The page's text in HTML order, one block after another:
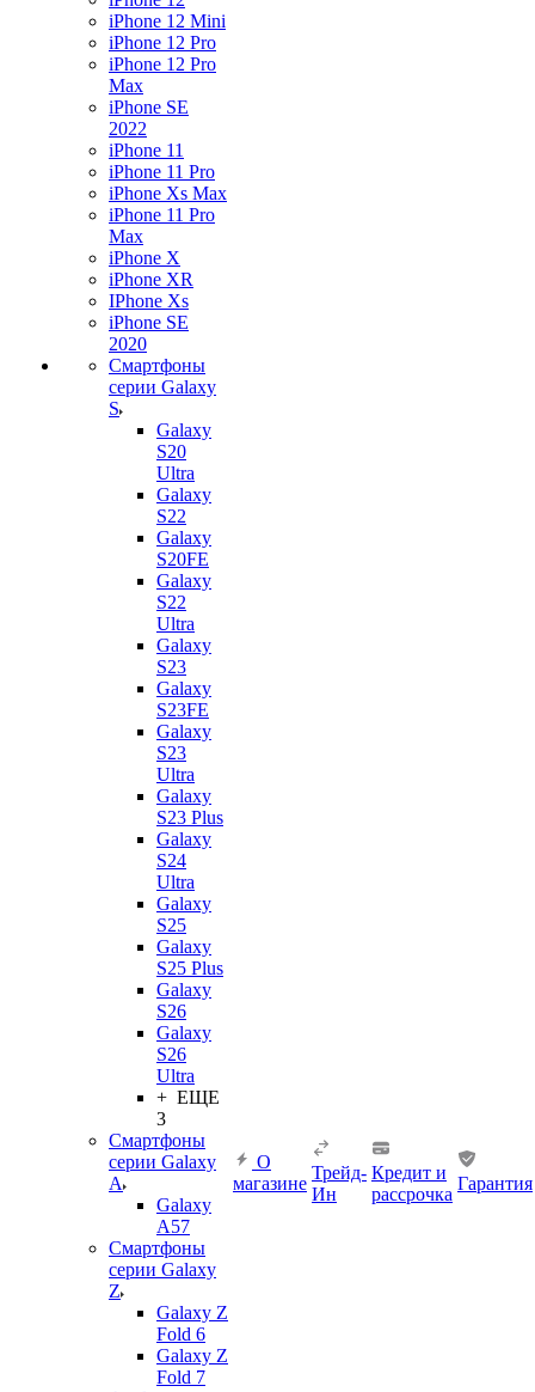
iPhone 12 Mini
iPhone 12 Pro
iPhone 12 Pro
Max
iPhone SE
2022
iPhone 11
iPhone 11 Pro
iPhone Xs Max
iPhone 11 Pro
Max
iPhone X
iPhone XR
IPhone Xs
iPhone SE
2020
Смартфоны
серии Galaxy
S
Galaxy
S20
Ultra
Galaxy
S22
Galaxy
S20FE
Galaxy
S22
Ultra
Galaxy
S23
Galaxy
S23FE
Galaxy
S23
Ultra
Galaxy
S23 Plus
Galaxy
S24
Ultra
Galaxy
S25
Galaxy
S25 Plus
Galaxy
S26
Galaxy
S26
Ultra
+ ЕЩЕ
3
Смартфоны
серии Galaxy
A
Galaxy
A57
Смартфоны
серии Galaxy
Z
Galaxy Z
Fold 6
Galaxy Z
Fold 7
О
магазине
Трейд-
Ин
Кредит и
рассрочка
Гарантия